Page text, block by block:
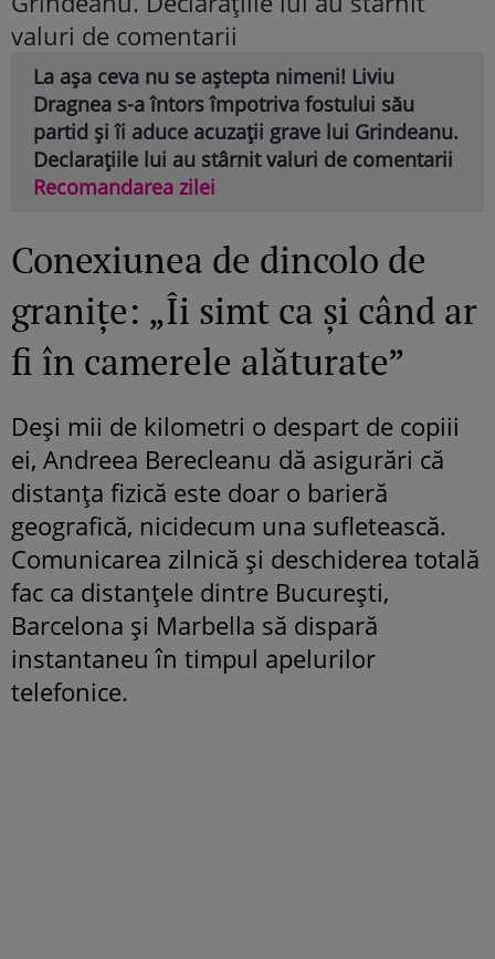
La așa ceva nu se aștepta nimeni! Liviu
Dragnea s-a întors împotriva fostului său
partid și îi aduce acuzații grave lui Grindeanu.
Declarațiile lui au stârnit valuri de comentarii
Recomandarea zilei
Conexiunea de dincolo de
granițe: „Îi simt ca și când ar
fi în camerele alăturate”
Deși mii de kilometri o despart de copiii
ei, Andreea Berecleanu dă asigurări că
distanța fizică este doar o barieră
geografică, nicidecum una sufletească.
Comunicarea zilnică și deschiderea totală
fac ca distanțele dintre București,
Barcelona și Marbella să dispară
instantaneu în timpul apelurilor
telefonice.